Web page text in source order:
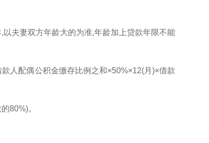
夫妻双方年龄大的为准,年龄加上贷款年限不能
人配偶公积金缴存比例之和×50%×12(月)×借款
80%)。